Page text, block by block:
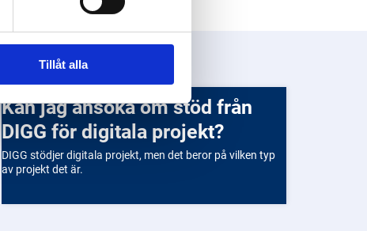
Tillåt alla
Kan jag ansöka om stöd från
DIGG för digitala projekt?
DIGG stödjer digitala projekt, men det beror på vilken typ
av projekt det är.